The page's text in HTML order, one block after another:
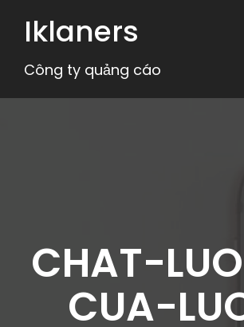
Iklaners
Công ty quảng cáo
CHAT-
CUA-